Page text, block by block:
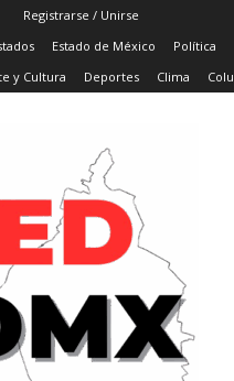
Registrarse / Unirse
Estado de México Política
y Cultura Deportes Clima